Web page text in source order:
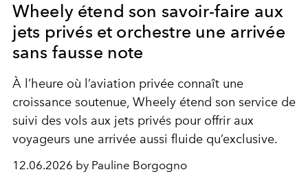
Wheely étend son savoir-faire aux
jets privés et orchestre une arrivée
sans fausse note
À l’heure où l’aviation privée connaît une
croissance soutenue, Wheely étend son service de
suivi des vols aux jets privés pour offrir aux
voyageurs une arrivée aussi fluide qu’exclusive.
12.06.2026 by Pauline Borgogno